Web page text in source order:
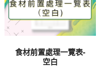
食材前置處理一覽表-
空白